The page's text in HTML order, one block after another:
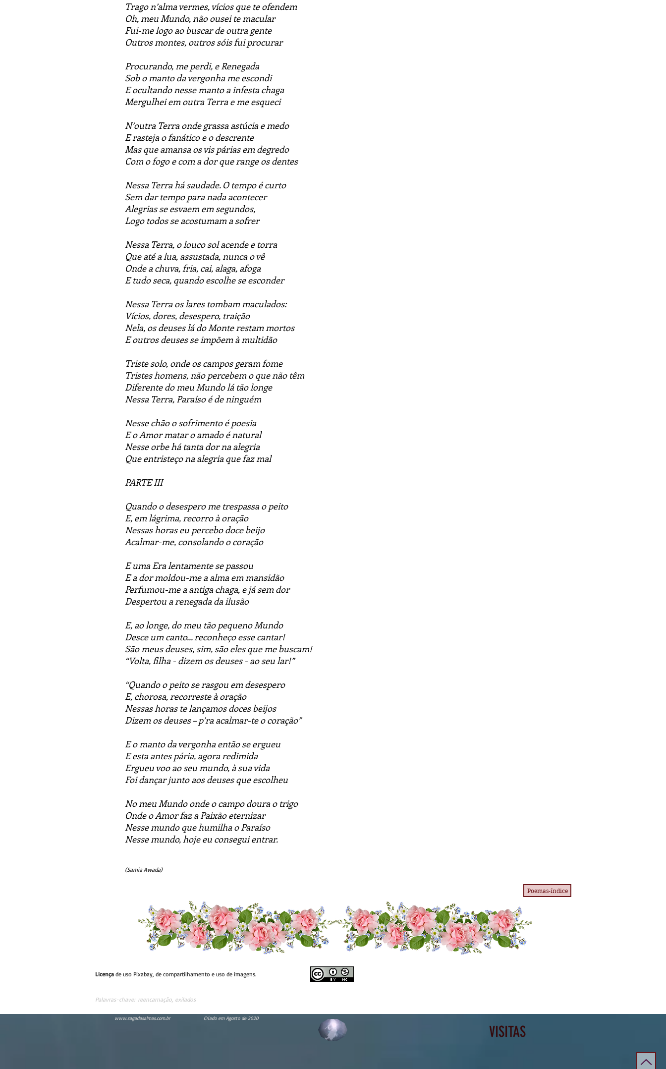
Trago n’alma vermes, vícios que te ofendem
Oh, meu Mundo, não ousei te macular
Fui-me logo ao buscar de outra gente
Outros montes, outros sóis fui procurar
Procurando, me perdi, e Renegada
Sob o manto da vergonha me escondi
E ocultando nesse manto a infesta chaga
Mergulhei em outra Terra e me esqueci
N’outra Terra onde grassa astúcia e medo
E rasteja o fanático e o descrente
Mas que amansa os vis párias em degredo
Com o fogo e com a dor que range os dentes
Nessa Terra há saudade. O tempo é curto
Sem dar tempo para nada acontecer
Alegrias se esvaem em segundos,
Logo todos se acostumam a sofrer
Nessa Terra, o louco sol acende e torra
Que até a lua, assustada, nunca o vê
Onde a chuva, fria, cai, alaga, afoga
E tudo seca, quando escolhe se esconder
Nessa Terra os lares tombam maculados:
Vícios, dores, desespero, traição
Nela, os deuses lá do Monte restam mortos
E outros deuses se impõem à multidão
Triste solo, onde os campos geram fome
Tristes homens, não percebem o que não têm
Diferente do meu Mundo lá tão longe
Nessa Terra, Paraíso é de ninguém
Nesse chão o sofrimento é poesia
E o Amor matar o amado é natural
Nesse orbe há tanta dor na alegria
Que entristeço na alegria que faz mal
PARTE III
Quando o desespero me trespassa o peito
E, em lágrima, recorro à oração
Nessas horas eu percebo doce beijo
Acalmar-me, consolando o coração
E uma Era lentamente se passou
E a dor moldou-me a alma em mansidão
Perfumou-me a antiga chaga, e já sem dor
Despertou a renegada da ilusão
E, ao longe, do meu tão pequeno Mundo
Desce um canto... reconheço esse cantar!
São meus deuses, sim, são eles que me buscam!
“Volta, filha - dizem os deuses - ao seu lar!”
“Quando o peito se rasgou em desespero
E, chorosa, recorreste à oração
Nessas horas te lançamos doces beijos
Dizem os deuses – p’ra acalmar-te o coração”
E o manto da vergonha então se ergueu
E esta antes pária, agora redimida
Ergueu voo ao seu mundo, à sua vida
Foi dançar junto aos deuses que escolheu
No meu Mundo onde o campo doura o trigo
Onde o Amor faz a Paixão eternizar
Nesse mundo que humilha o Paraíso
Nesse mundo, hoje eu consegui entrar.
(Samia Awada)
Poemas-índice
Licença de uso Pixabay, de compartilhamento e uso de imagens.
Palavras-chave: reencarnação, exilados
www.sagadasalmas.com.br Criado em Agosto de 2020
VISITAS